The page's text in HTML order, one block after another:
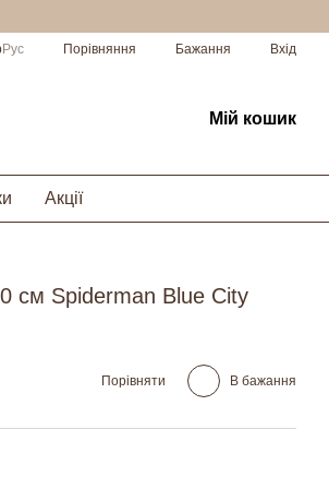
Рус Порівняння Бажання Вхід
Мій кошик
Акції
см Spiderman Blue City
Порівняти В бажання